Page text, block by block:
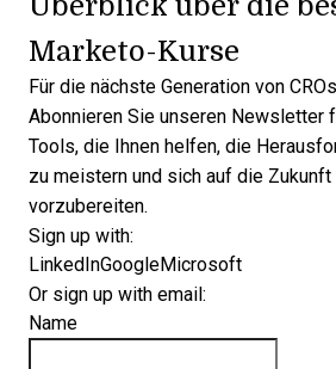
Marketo-Kurse
Für die nächste Generation von CROs
Abonnieren Sie unseren Newsletter
Tools, die Ihnen helfen, die
zu meistern und sich auf die Zukunft
vorzubereiten.
Sign up with:
LinkedInGoogleMicrosoft
Or sign up with email:
Name